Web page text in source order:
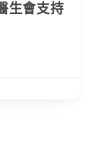
生會支持